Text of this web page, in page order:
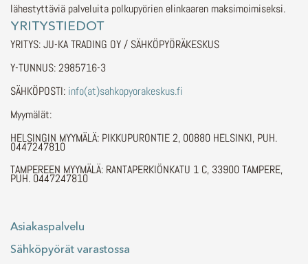
lähestyttäviä palveluita polkupyörien elinkaaren maksimoimiseksi.
YRITYSTIEDOT
YRITYS: JU-KA TRADING OY / SÄHKÖPYÖRÄKESKUS
Y-TUNNUS: 2985716-3
SÄHKÖPOSTI: info(at)sahkopyorakeskus.fi
Myymälät:
HELSINGIN MYYMÄLÄ: PIKKUPURONTIE 2, 00880 HELSINKI, PUH.
0447247810
TAMPEREEN MYYMÄLÄ: RANTAPERKIÖNKATU 1 C, 33900 TAMPERE,
PUH. 0447247810
Asiakaspalvelu
Sähköpyörät varastossa